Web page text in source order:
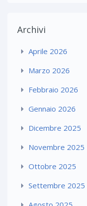
Archivi
Aprile 2026
Marzo 2026
Febbraio 2026
Gennaio 2026
Dicembre 2025
Novembre 2025
Ottobre 2025
Settembre 2025